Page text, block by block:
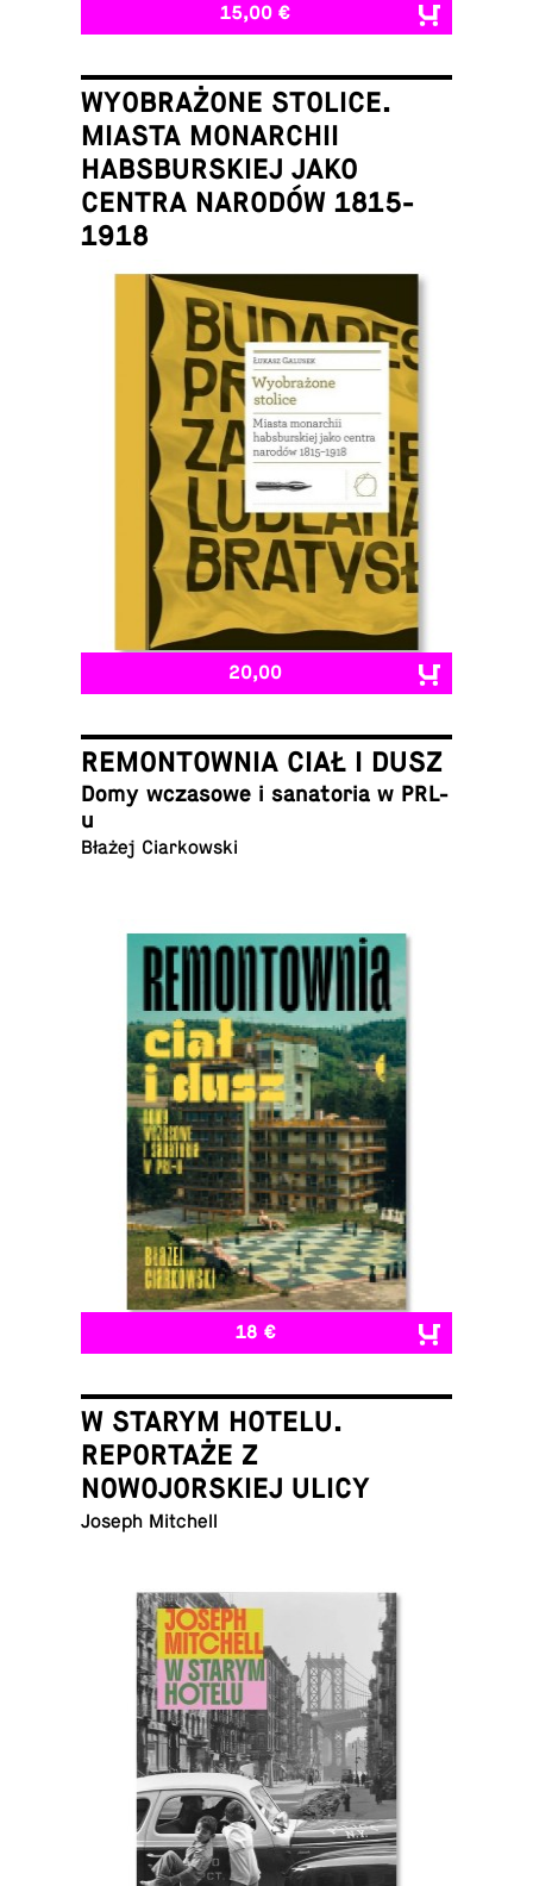
15,00 €
WYOBRAŻONE STOLICE.
MIASTA MONARCHII
HABSBURSKIEJ JAKO
CENTRA NARODÓW 1815-
1918
Łukasz Galusek
20,00
REMONTOWNIA CIAŁ I DUSZ
Domy wcza­sowe i sana­to­ria w PRL-
u
Błażej Ciarkowski
18 €
W STARYM HOTELU.
REPORTAŻE Z
NOWOJORSKIEJ ULICY
Joseph Mitchell